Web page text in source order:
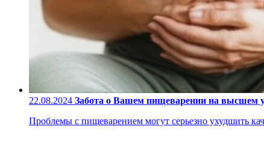
22.08.2024 Забота о Вашем пищеварении на высшем
Проблемы с пищеварением могут серьезно ухудшить